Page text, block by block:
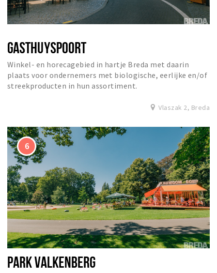
GASTHUYSPOORT
Winkel- en horecagebied in hartje Breda met daarin
plaats voor ondernemers met biologische, eerlijke en/of
streekproducten in hun assortiment.
Vlaszak 2, Breda
PARK VALKENBERG